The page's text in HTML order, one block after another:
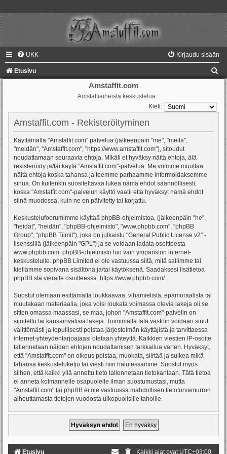
UKK Kirjaudu sisään
Etusivu
Amstaffit.com
Amstaffiaiheista keskustelua
Kieli:
Amstaffit.com - Rekisteröityminen
Käyttämällä "Amstaffit.com" palvelua (jälkeenpäin "me", "meitä",
"meidän", "Amstaffit.com", "https://www.amstaffit.com"), sitoudut
noudattamaan seuraavia ehtoja. Mikäli et hyväksy näitä ehtoja, älä
rekisteröidy ja/tai käytä "Amstaffit.com"-palvelua. Me voimme muuttaa
näitä ehtoja koska tahansa ja teemme parhaamme informoidaksemme
sinua. On kuitenkin suositeltavaa lukea nämä ehdot säännöllisesti,
koska "Amstaffit.com"-palvelun käyttö vaatii että hyväksyt nämä ehdot
siinä muodossa, kuin ne on päivitetty tai korjattu.
Keskustelufoorumimme käyttää phpBB-ohjelmistoa, (jälkeenpäin "he",
"heidät", "heidän", "phpBB-ohjelmisto", "www.phpbb.com", "phpBB
Group", "phpBB Tiimit"), joka on julkaistu "General Public License v2" -
lisenssillä (jälkeenpäin "GPL") ja se voidaan ladata osoitteesta
www.phpbb.com. phpBB-ohjelmisto luo vain ympäristön internet-
keskustelulle. phpBB Limited ei ole vastuussa siitä, mitä sallimme tai
kiellämme sopivana sisältönä ja/tai käytöksenä. Saadaksesi lisätietoa
phpBB:stä vieraile osoitteessa: https://www.phpbb.com/.
Suostut olemaan esittämättä loukkaavaa, vihamielistä, epämoraalista tai
muutakaan materiaalia, joka voisi loukata voimassa olevia lakeja oli se
sitten omassa maassasi, se maa, johon "Amstaffit.com"-palvelin on
sijoitettu tai kansainvälisiä lakeja. Toimimalla tätä vastoin voidaan sinut
välittömästi ja lopullisesti poistaa järjestelmän käyttäjistä ja tarvittaessa
internet-yhteydentarjoajaasi otetaan yhteyttä. Kaikkien viestien IP-osoite
tallennetaan näiden ehtojen noudattamisen tarkkailua varten. Hyväksyt,
että "Amstaffit.com" on oikeus poistaa, muokata, siirtää ja sulkea mikä
tahansa keskusteluketju tai viesti niin halutessamme. Suostut myös
siihen, että kaikki yllä annettu tieto tallennetaan tietokantaan. Tätä tietoa
ei anneta kolmannelle osapuolelle ilman suostumustasi, mutta
"Amstaffit.com" tai phpBB ei ole vastuussa mahdollisen tietoturvamurron
aiheuttamasta tietojen vuodosta ulkopuolisille tahoille.
Etusivu Kaikki ajat ovat UTC+03:00